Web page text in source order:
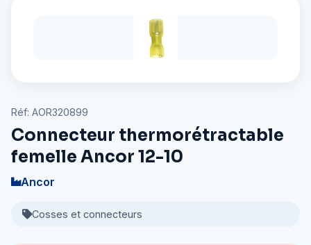
Réf: AOR320899
Connecteur thermorétractable
femelle Ancor 12-10
Ancor
Cosses et connecteurs